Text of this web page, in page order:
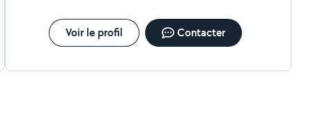
Voir le profil Contacter